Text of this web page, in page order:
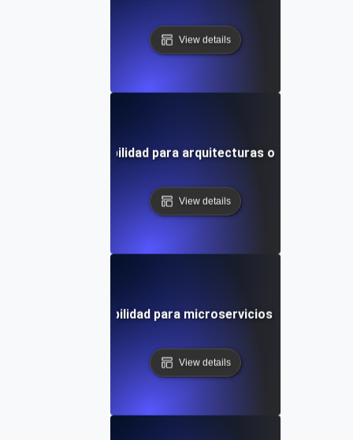
View details
de disponibilidad para arquitecturas orientadas a
View details
Pruebas de disponibilidad para microservicios de alta
View details